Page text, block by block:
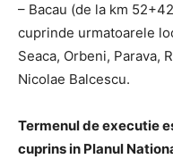
– Bacau (de la km
cuprinde urmatoarele
Seaca, Orbeni, Parava,
Nicolae Balcescu.
Termenul de executie
cuprins in Planul